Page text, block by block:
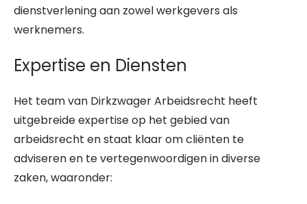
dienstverlening aan zowel werkgevers als
werknemers.
Expertise en Diensten
Het team van Dirkzwager Arbeidsrecht heeft
uitgebreide expertise op het gebied van
arbeidsrecht en staat klaar om cliënten te
adviseren en te vertegenwoordigen in diverse
zaken, waaronder: